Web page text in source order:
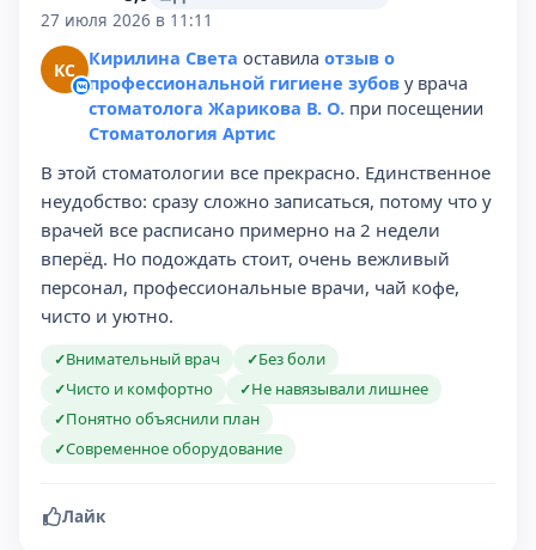
27 июля 2026 в 11:11
КС Кирилина Света оставила отзыв о
профессиональной гигиене зубов у врача
стоматолога Жарикова В. О. при посещении
Стоматология Артис
В этой стоматологии все прекрасно. Единственное
неудобство: сразу сложно записаться, потому что у
врачей все расписано примерно на 2 недели
вперёд. Но подождать стоит, очень вежливый
персонал, профессиональные врачи, чай кофе,
чисто и уютно.
✓Внимательный врач ✓Без боли
✓Чисто и комфортно ✓Не навязывали лишнее
✓Понятно объяснили план
✓Современное оборудование
Лайк